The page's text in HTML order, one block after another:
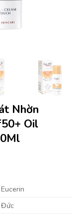
Nhờn
Oil
Eucerin
Đức